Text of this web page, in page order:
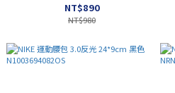
NT$890
NT$980